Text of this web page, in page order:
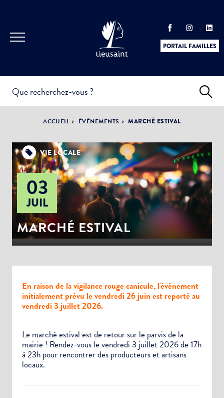
PORTAIL FAMILLES
PRATIQUES &
DÉMARCHES
ACTUALITÉS &
ÉVÈNEMENTS
LA VILLE
DÉMOCRATIE
PARTICIPATIVE
ACCUEIL ÉVÉNEMENTS MARCHÉ ESTIVAL
VIE LOCALE
03
JUIL
MARCHÉ ESTIVAL
En raison de la vigilance rouge canicule, l'événement
initialement prévu le vendredi 26 juin est reporté au
vendredi 3 juillet 2026.
Le marché estival est de retour sur le parvis de la
mairie ! Rendez-vous le vendredi 3 juillet 2026 de 17h
à 23h pour rencontrer des producteurs et artisans
locaux.